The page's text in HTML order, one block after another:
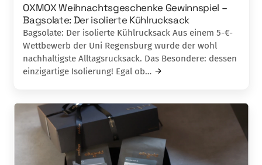
OXMOX Weihnachtsgeschenke Gewinnspiel –
Bagsolate: Der isolierte Kühlrucksack
Bagsolate: Der isolierte Kühlrucksack Aus einem 5-€-
Wettbewerb der Uni Regensburg wurde der wohl
nachhaltigste Alltagsrucksack. Das Besondere: dessen
einzigartige Isolierung! Egal ob…